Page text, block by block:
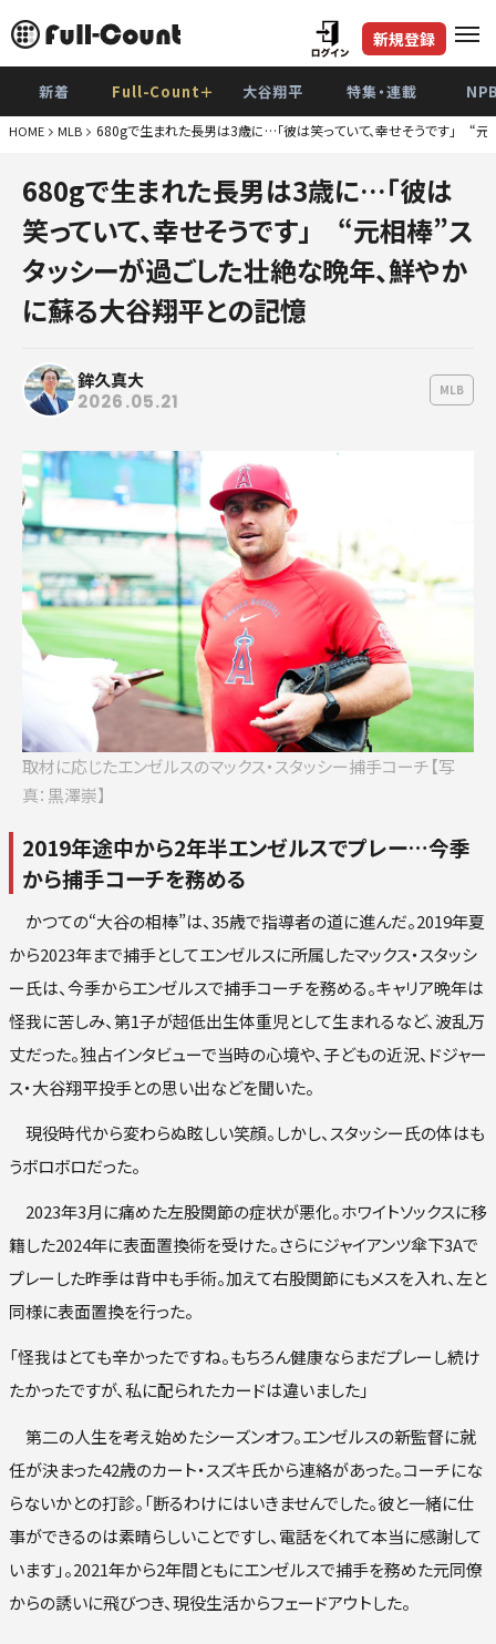
新規登録
新着 Full-Count＋ 大谷翔平 特集・連載
巨
HOME MLB 680gで生まれた長男は3歳に…「彼は笑っていて、幸せそうです」 “
680gで生まれた長男は3歳に…「彼は
笑っていて、幸せそうです」 “元相棒”ス
タッシーが過ごした壮絶な晩年、鮮やか
に蘇る大谷翔平との記憶
鉾久真大
2026.05.21
MLB
取材に応じたエンゼルスのマックス・スタッシー捕手コーチ【写
真：黒澤崇】
2019年途中から2年半エンゼルスでプレー…今季
から捕手コーチを務める
かつての“大谷の相棒”は、35歳で指導者の道に進んだ。2019年夏
から2023年まで捕手としてエンゼルスに所属したマックス・スタッシ
ー氏は、今季からエンゼルスで捕手コーチを務める。キャリア晩年は
怪我に苦しみ、第1子が超低出生体重児として生まれるなど、波乱万
丈だった。独占インタビューで当時の心境や、子どもの近況、ドジャー
ス・大谷翔平投手との思い出などを聞いた。
現役時代から変わらぬ眩しい笑顔。しかし、スタッシー氏の体はも
うボロボロだった。
2023年3月に痛めた左股関節の症状が悪化。ホワイトソックスに移
籍した2024年に表面置換術を受けた。さらにジャイアンツ傘下3Aで
プレーした昨季は背中も手術。加えて右股関節にもメスを入れ、左と
同様に表面置換を行った。
「怪我はとても辛かったですね。もちろん健康ならまだプレーし続け
たかったですが、私に配られたカードは違いました」
第二の人生を考え始めたシーズンオフ。エンゼルスの新監督に就
任が決まった42歳のカート・スズキ氏から連絡があった。コーチにな
らないかとの打診。「断るわけにはいきませんでした。彼と一緒に仕
事ができるのは素晴らしいことですし、電話をくれて本当に感謝して
います」。2021年から2年間ともにエンゼルスで捕手を務めた元同僚
からの誘いに飛びつき、現役生活からフェードアウトした。